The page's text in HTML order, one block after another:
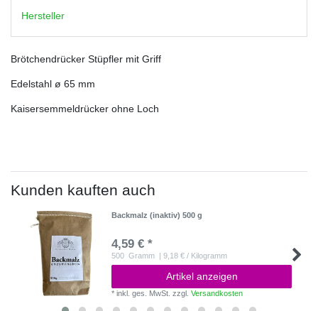
Hersteller
Brötchendrücker Stüpfler mit Griff
Edelstahl ø 65 mm
Kaisersemmeldrücker ohne Loch
Kunden kauften auch
Backmalz (inaktiv) 500 g
4,59 € *
500 Gramm | 9,18 € / Kilogramm
Artikel anzeigen
*inkl. ges. MwSt. zzgl.Versandkosten